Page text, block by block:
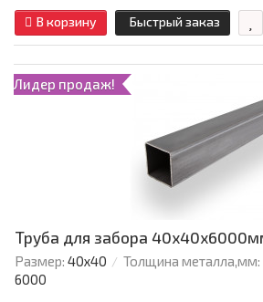
В корзину Быстрый заказ
Лидер продаж!
Труба для забора
Размер: 40х40 Толщина металла,мм:
6000